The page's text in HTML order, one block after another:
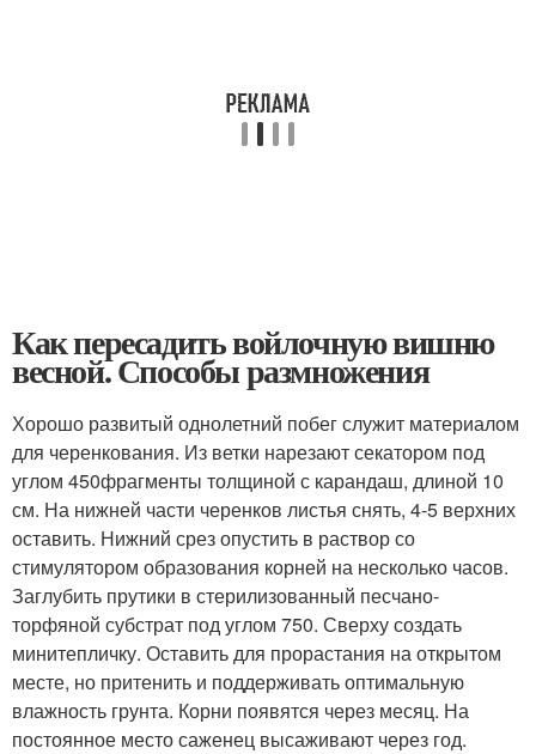
Как пересадить войлочную вишню
весной. Способы размножения
Хорошо развитый однолетний побег служит материалом
для черенкования. Из ветки нарезают секатором под
углом 450фрагменты толщиной с карандаш, длиной 10
см. На нижней части черенков листья снять, 4-5 верхних
оставить. Нижний срез опустить в раствор со
стимулятором образования корней на несколько часов.
Заглубить прутики в стерилизованный песчано-
торфяной субстрат под углом 750. Сверху создать
минитепличку. Оставить для прорастания на открытом
месте, но притенить и поддерживать оптимальную
влажность грунта. Корни появятся через месяц. На
постоянное место саженец высаживают через год.